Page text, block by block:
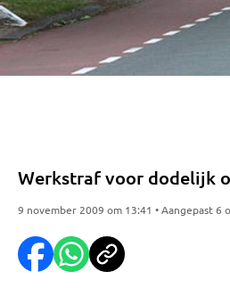
Werkstraf voor dodelijk
9 november 2009 om 13:41 • Aangepast 6